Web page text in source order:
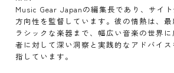
Music Gear Japanの編集長であり、サイ
方向性を監督しています。彼の情熱は、
ラシックな楽器まで、幅広い音楽の世界
者に対して深い洞察と実践的なアドバイ
指しています。